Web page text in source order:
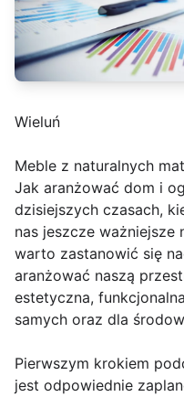
Wieluń
Meble z naturalnych
Jak aranżować dom i
dzisiejszych czasach,
nas jeszcze ważniejsze
warto zastanowić się
aranżować naszą
estetyczna,
samych oraz dla
Pierwszym krokiem
jest odpowiednie